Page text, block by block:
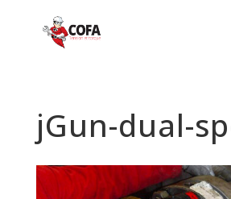
jGun-dual-